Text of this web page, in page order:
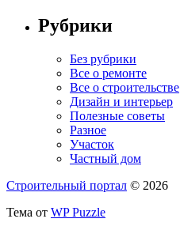
Рубрики
Без рубрики
Все о ремонте
Все о строительстве
Дизайн и интерьер
Полезные советы
Разное
Участок
Частный дом
Строительный портал © 2026
Тема от WP Puzzle